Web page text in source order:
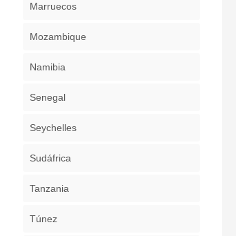
Marruecos
Mozambique
Namibia
Senegal
Seychelles
Sudáfrica
Tanzania
Túnez